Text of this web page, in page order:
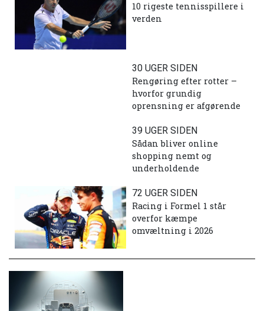
10 rigeste tennisspillere i
verden
30 UGER SIDEN
Rengøring efter rotter –
hvorfor grundig
oprensning er afgørende
39 UGER SIDEN
Sådan bliver online
shopping nemt og
underholdende
72 UGER SIDEN
Racing i Formel 1 står
overfor kæmpe
omvæltning i 2026